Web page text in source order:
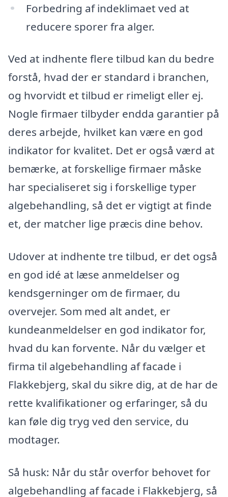
Forbedring af indeklimaet ved at
reducere sporer fra alger.
Ved at indhente flere tilbud kan du bedre
forstå, hvad der er standard i branchen,
og hvorvidt et tilbud er rimeligt eller ej.
Nogle firmaer tilbyder endda garantier på
deres arbejde, hvilket kan være en god
indikator for kvalitet. Det er også værd at
bemærke, at forskellige firmaer måske
har specialiseret sig i forskellige typer
algebehandling, så det er vigtigt at finde
et, der matcher lige præcis dine behov.
Udover at indhente tre tilbud, er det også
en god idé at læse anmeldelser og
kendsgerninger om de firmaer, du
overvejer. Som med alt andet, er
kundeanmeldelser en god indikator for,
hvad du kan forvente. Når du vælger et
firma til algebehandling af facade i
Flakkebjerg, skal du sikre dig, at de har de
rette kvalifikationer og erfaringer, så du
kan føle dig tryg ved den service, du
modtager.
Så husk: Når du står overfor behovet for
algebehandling af facade i Flakkebjerg, så